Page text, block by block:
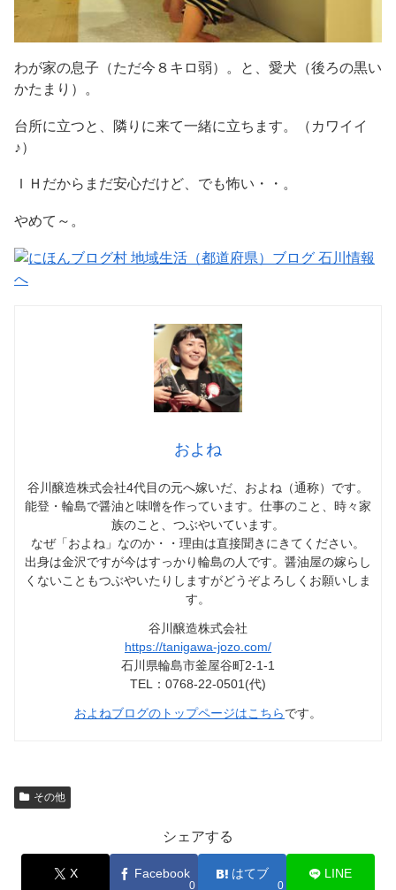
わが家の息子（ただ今８キロ弱）。と、愛犬（後ろの黒い
かたまり）。
台所に立つと、隣りに来て一緒に立ちます。（カワイイ
♪）
ＩＨだからまだ安心だけど、でも怖い・・。
やめて～。
およね
谷川醸造株式会社4代目の元へ嫁いだ、およね（通称）です。
能登・輪島で醤油と味噌を作っています。仕事のこと、時々家
族のこと、つぶやいています。
なぜ「およね」なのか・・理由は直接聞きにきてください。
出身は金沢ですが今はすっかり輪島の人です。醤油屋の嫁らし
くないこともつぶやいたりしますがどうぞよろしくお願いしま
す。
谷川醸造株式会社
https://tanigawa-jozo.com/
石川県輪島市釜屋谷町2-1-1
TEL：0768-22-0501(代)
およねブログのトップページはこちらです。
その他
シェアする
X Facebook
0
はてブ
0
LINE